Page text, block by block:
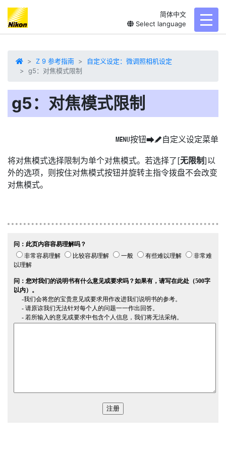
简体中文
Select language
Z 9 参考指南
自定义设定：微调照相机设定
g5：对焦模式限制
g5：对焦模式限制
G按钮UA自定义设定菜单
将对焦模式选择限制 为单个对焦模式。若选择了[无限制]以
外的选项，则按住对焦模式按钮并旋转主指令拨盘不会改变
对焦模式。